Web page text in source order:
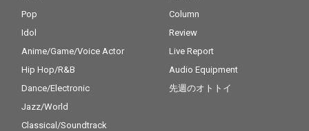
Pop
Idol
Anime/Game/Voice Actor
Hip Hop/R&B
Dance/Electronic
Jazz/World
Classical/Soundtrack
Column
Review
Live Report
Audio Equipment
先週のオトトイ